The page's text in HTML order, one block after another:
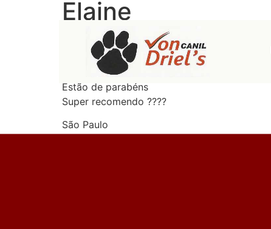
Elaine
Compramos minha shitzu no canil
Excelente atendimento
Linda shitzu saudável
Estão de parabéns
Super recomendo ????
São Paulo